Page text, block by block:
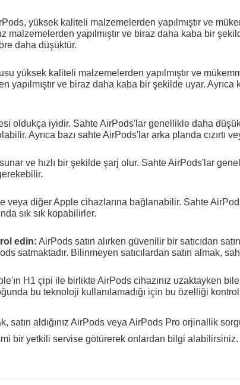
yüksek kaliteli malzemelerden yapılmıştır ve
yapılmıştır ve biraz daha kaba bir
daha düşüktür.
yüksek kaliteli malzemelerden yapılmıştır ve
yapılmıştır ve biraz daha kaba bir şekilde uyar. Ayrıca
oldukça iyidir. Sahte AirPods'lar genellikle daha
Ayrıca bazı sahte AirPods'lar arka planda cızırtı
ve hızlı bir şekilde şarj olur. Sahte AirPods'lar
veya diğer Apple cihazlarına bağlanabilir. Sahte
sık sık kopabilirler.
edin: AirPods satın alırken güvenilir bir satıcıdan
satmaktadır. Bilinmeyen satıcılardan satın almak,
H1 çipi ile birlikte AirPods cihazınız uzaktayken
bu teknoloji kullanılamadığı için bu özelliği
satın aldığınız AirPods veya AirPods Pro orjinallik
bir yetkili servise götürerek onlardan bilgi alabilirsiniz.